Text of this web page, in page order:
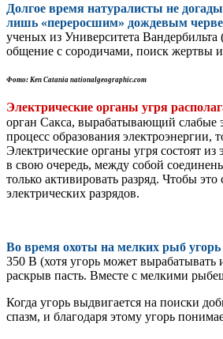
Долгое время натуралисты не
лишь «переросшим» дождевым
ученых из Университета
общение с сородичами, поиск жертвы
Фото: Ken Catania nationalgeographic.com
Электрические органы угря
орган Сакса, вырабатывающий слабые
процесс образования
Электрические органы угря состоят
в свою очередь, между собой
только активировать разряд. Чтобы
электрических разрядов.
Во время охоты на мелких рыб
350 В (хотя угорь может
раскрыв пасть. Вместе с мелкими
Когда угорь выдвигается на поиски
спазм, и благодаря этому угорь